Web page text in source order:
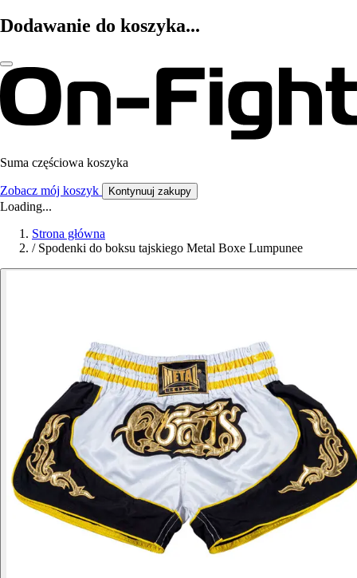
Dodawanie do koszyka...
Suma częściowa koszyka
Zobacz mój koszyk Kontynuuj zakupy
Loading...
Strona główna
/ Spodenki do boksu tajskiego Metal Boxe Lumpunee